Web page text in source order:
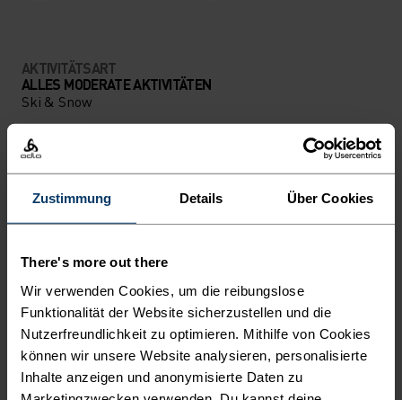
Zustimmung Details Über Cookies
There's more out there
Wir verwenden Cookies, um die reibungslose
Funktionalität der Website sicherzustellen und die
Nutzerfreundlichkeit zu optimieren. Mithilfe von Cookies
können wir unsere Website analysieren, personalisierte
Inhalte anzeigen und anonymisierte Daten zu
AKTIVITÄTSART
ALLES MODERATE AKTIVITÄTEN
Ski & Snow
MATERIALEIGENSCHAFTEN
POLYESTER UND ELASTHAN
Dieses Material vereint die Strapazierfähigkeit,
Formbeständigkeit und feuchtigkeitsableitenden
Dehnbarkeit von Elasthan. Das Ergebnis ist ein
bietet.
TEMPERATUR-KONTROLL-SYSTEM